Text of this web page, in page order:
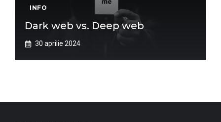
INFO
Dark web vs. Deep web
30 aprilie 2024